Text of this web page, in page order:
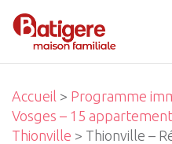
Accueil > Programme
Vosges – 15
Thionville > Thionville –